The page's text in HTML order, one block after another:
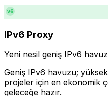
v6
IPv6 Proxy
Yeni nesil geniş IPv6
Geniş IPv6 havuzu;
projeler için en ekonomik
geleceğe hazır.